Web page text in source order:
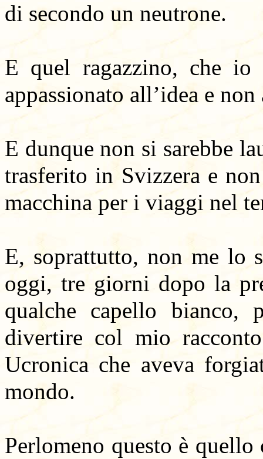
di secondo un neutrone.
E quel ragazzino, che
appassionato all’idea e
E dunque non si sarebbe
trasferito in Svizzera e
macchina per i viaggi nel
E, soprattutto, non me lo
oggi, tre giorni dopo la
qualche capello bianco,
divertire col mio
Ucronica che aveva
mondo.
Perlomeno questo è